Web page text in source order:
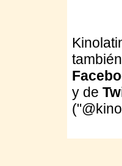
y de